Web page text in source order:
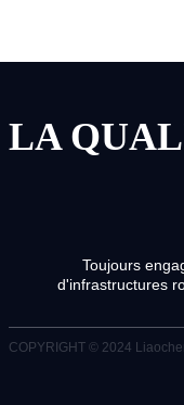
Toujours
d'infrastructures
COPYRIGHT © 2024